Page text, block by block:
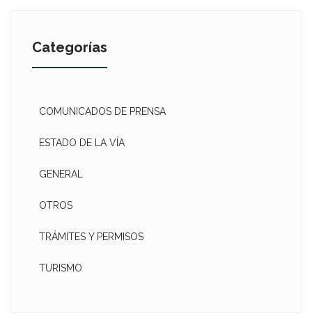
Categorías
COMUNICADOS DE PRENSA
ESTADO DE LA VÍA
GENERAL
OTROS
TRÁMITES Y PERMISOS
TURISMO